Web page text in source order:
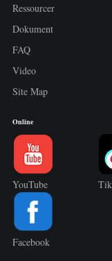
Ressourcer
Dokument
FAQ
Video
Site Map
Online
YouTube
Facebook